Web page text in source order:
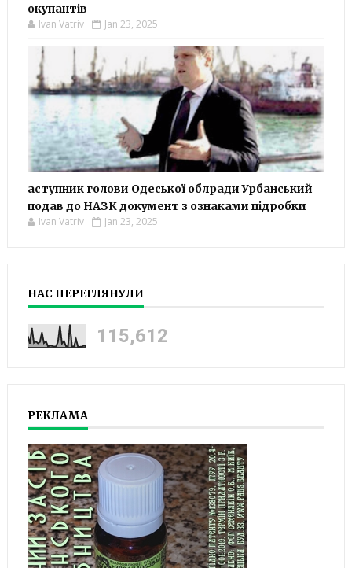
окупантів
Ivan Vatriv Jan 23, 2025
аступник голови Одеської облради Урбанський
подав до НАЗК документ з ознаками підробки
Ivan Vatriv Jan 23, 2025
НАС ПЕРЕГЛЯНУЛИ
115,612
РЕКЛАМА